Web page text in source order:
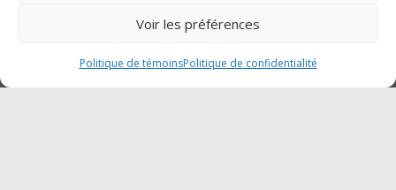
Voir les préférences
Politique de témoinsPolitique de confidentialité